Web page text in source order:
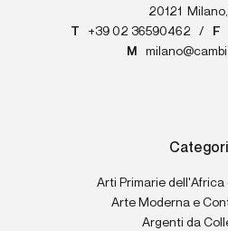
20121
Milano,
T
+39 02 36590462 / F
M
Arti Primarie
Arte Moderna e
Argenti da